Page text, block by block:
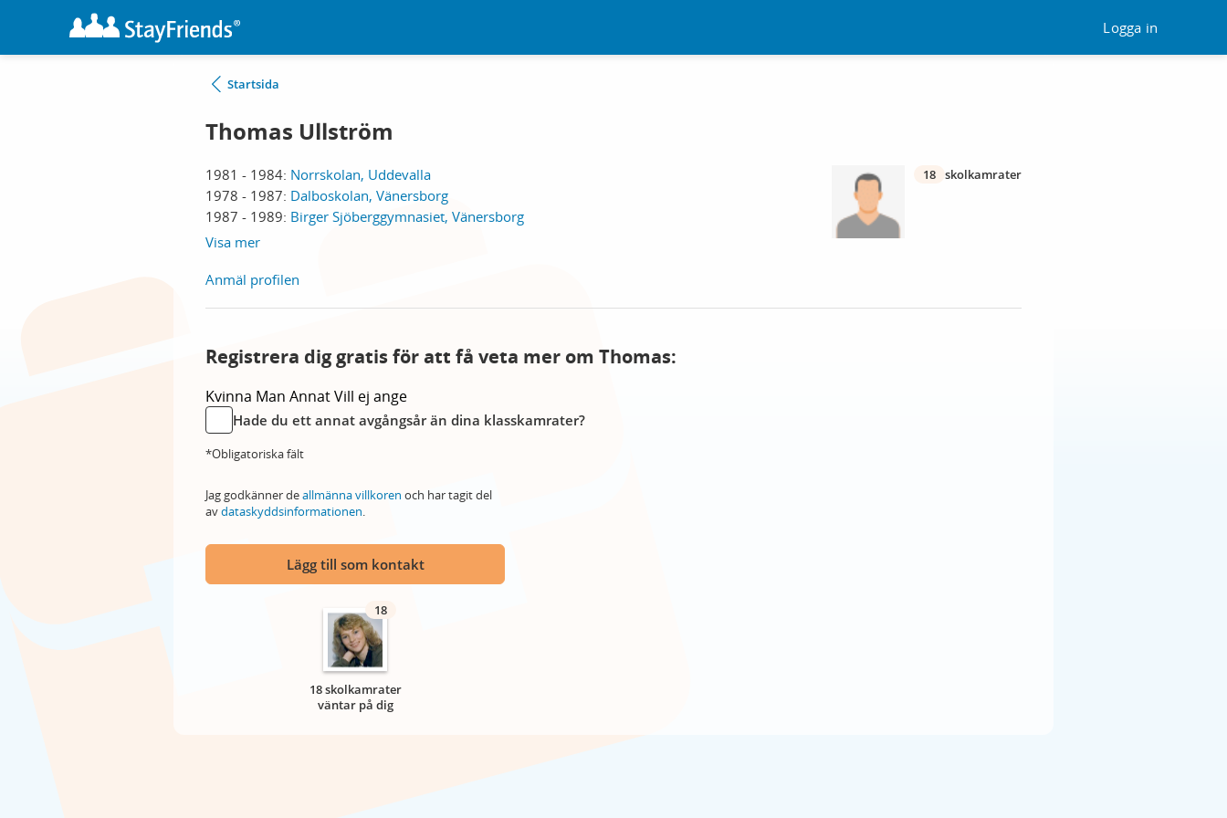
Logga in
Startsida
Thomas Ullström
1981 - 1984: Norrskolan, Uddevalla
1978 - 1987: Dalboskolan, Vänersborg
1987 - 1989: Birger Sjöberggymnasiet, Vänersborg
Visa mer
18 skolkamrater
Anmäl profilen
Registrera dig gratis för att få veta mer om Thomas:
Kvinna Man AnnatVill ej ange
Hade du ett annat avgångsår än dina klasskamrater?
*Obligatoriska fält
Jag godkänner deallmänna villkoren och har tagit del
avdataskyddsinformationen.
Lägg till som kontakt
18
18 skolkamrater
väntar på dig